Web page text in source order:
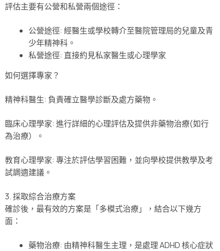
評估主要有公營和私營兩個途徑：
公營途徑: 經醫生或學校轉介至醫院管理局的兒童及青
少年精神科。
私營途徑: 直接約見私家醫生或心理學家
如何選擇專家？
精神科醫生: 負責確立醫學診斷及處方藥物。
臨床心理學家: 進行詳細的心理評估及提供非藥物治療(如行
為治療）。
教育心理學家: 專注於評估學習困難，並向學校提供教學及考
試調適建議。
3. 採取綜合治療方案
確診後，最有效的方案是「多模式治療」，結合以下幾方
面：
藥物治療: 由精神科醫生主理，是處理 ADHD 核心症狀